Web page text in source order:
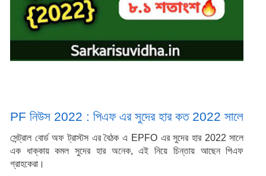
PF নিউস 2022 : পিএফ এর সুদের হার কত 2022 সালে
সেন্ট্রাল বোর্ড অফ ট্রাস্টস এর বৈঠক এ EPFO এর সুদের হার 2022 সালে
এক ধাক্কায় কমল সুদের হার অনেক, এই নিয়ে চিন্তায় আছেন পিএফ
গ্রাহকেরা।